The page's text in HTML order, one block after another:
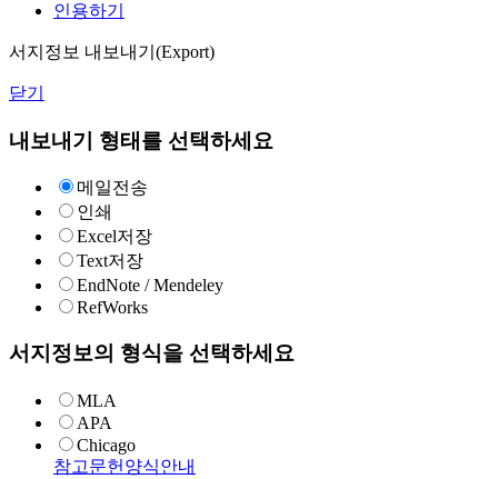
인용하기
서지정보 내보내기(Export)
닫기
내보내기 형태를 선택하세요
메일전송
인쇄
Excel저장
Text저장
EndNote / Mendeley
RefWorks
서지정보의 형식을 선택하세요
MLA
APA
Chicago
참고문헌양식안내